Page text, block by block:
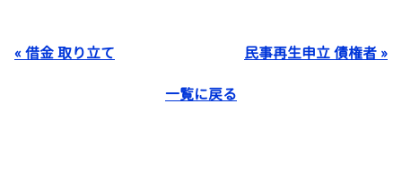
« 借金 取り立て 民事再生申立 債権者 »
一覧に戻る